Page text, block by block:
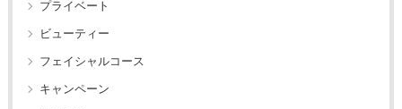
プライベート
ビューティー
フェイシャルコース
キャンペーン